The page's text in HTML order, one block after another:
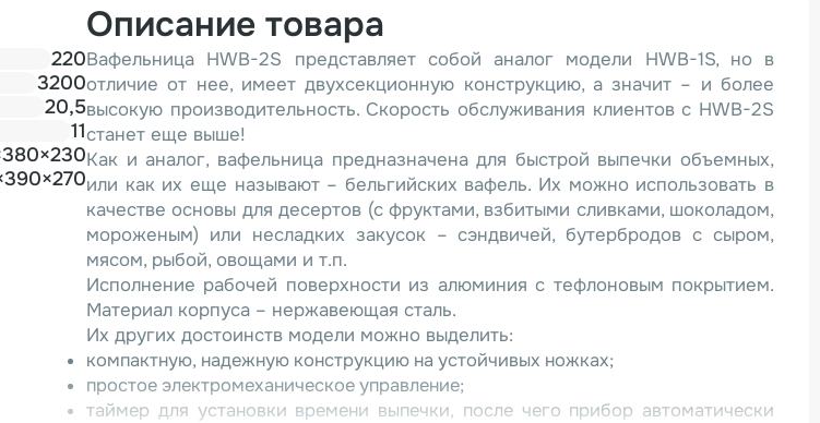
220
3200
20,5
11
Описание товара
Вафельница HWB-2S представляет собой аналог модели HWB-1S, но в
отличие от нее, имеет двухсекционную конструкцию, а значит – и более
высокую производительность. Скорость обслуживания клиентов с HWB-2S
станет еще выше!
Как и аналог, вафельница предназначена для быстрой выпечки объемных,
или как их еще называют – бельгийских вафель. Их можно использовать в
качестве основы для десертов (с фруктами, взбитыми сливками, шоколадом,
мороженым) или несладких закусок – сэндвичей, бутербродов с сыром,
мясом, рыбой, овощами и т.п.
Исполнение рабочей поверхности из алюминия с тефлоновым покрытием.
Материал корпуса – нержавеющая сталь.
Их других достоинств модели можно выделить:
компактную, надежную конструкцию на устойчивых ножках;
простое электромеханическое управление;
таймер для установки времени выпечки, после чего прибор автоматически